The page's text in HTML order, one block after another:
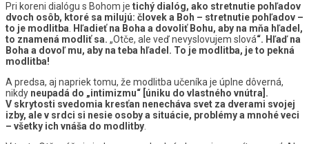
Pri koreni dialógu s Bohom je tichý dialóg, ako stretnutie pohľadov
dvoch osôb, ktoré sa milujú: človek a Boh – stretnutie pohľadov –
to je modlitba
Hľadieť na Boha a dovoliť Bohu, aby na mňa hľadel,
to znamená modliť sa. „Otče, ale veď nevyslovujem slová“. Hľaď na
Boha a dovoľ mu, aby na teba hľadel. To je modlitba, je to pekná
modlitba!
A predsa, aj napriek tomu, že modlitba učeníka je úplne dôverná,
nikdy neupadá do „intimizmu“ [úniku do vlastného vnútra].
V skrytosti svedomia kresťan nenecháva svet za dverami svojej
izby, ale v srdci si nesie osoby a situácie, problémy a mnohé veci
– všetky ich vnáša do modlitby